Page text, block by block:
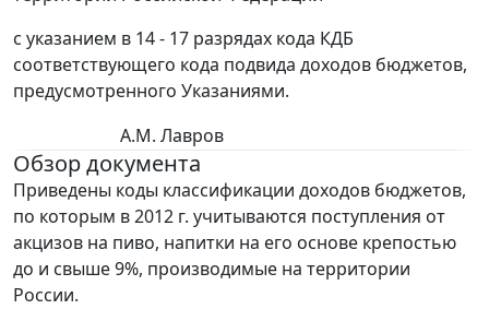
с указанием в 14 - 17 разрядах кода КДБ
соответствующего кода подвида доходов бюджетов,
предусмотренного Указаниями.
А.М. Лавров
Обзор документа
Приведены коды классификации доходов бюджетов,
по которым в 2012 г. учитываются поступления от
акцизов на пиво, напитки на его основе крепостью
до и свыше 9%, производимые на территории
России.